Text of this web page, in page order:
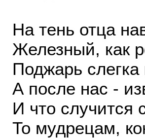
На тень отца
Железный, как
Поджарь слегка
А после нас -
И что случится
То мудрецам,